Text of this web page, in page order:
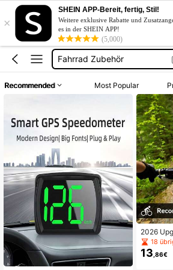
×
SHEIN APP-Bereit, fertig, Stil!
Weitere exklusive Rabatte und
es in der SHEIN APP!
(5,000)
Kurze Kleider Sommer
Fahrrad Tacho
Fahrradcomputer
Fahrrad Zubehör
Kurze Kleider Sommer
Fahrrad Tacho
Recommended Most Popular
2026
mit LED-
für
net für
18
13 ,86€